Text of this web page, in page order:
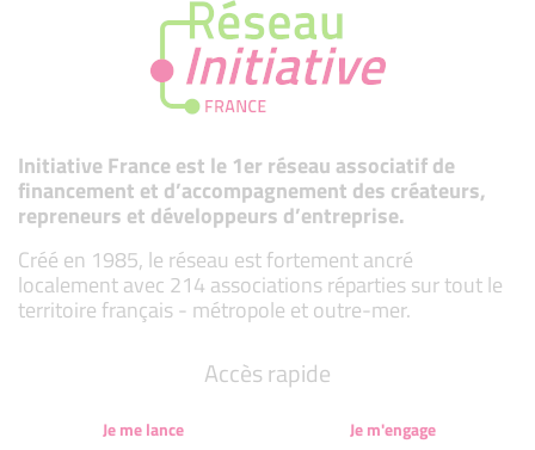
Initiative France est le 1er réseau associatif de
financement et d’accompagnement des créateurs,
repreneurs et développeurs d’entreprise.
Créé en 1985, le réseau est fortement ancré
localement avec 214 associations réparties sur tout le
territoire français - métropole et outre-mer.
Accès rapide
Je me lance
Je m'engage